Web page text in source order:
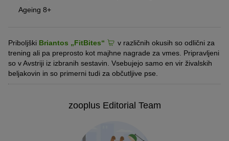
Ageing 8+
Priboljški Briantos „FitBites“
v različnih okusih so odlični za
trening ali pa preprosto kot majhne nagrade za vmes. Pripravljeni
so v Avstriji iz izbranih sestavin. Vsebujejo samo en vir živalskih
beljakovin in so primerni tudi za občutljive pse.
zooplus Editorial Team